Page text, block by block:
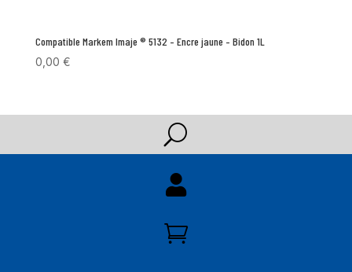
Compatible Markem Imaje ® 5132 – Encre jaune – Bidon 1L
0,00 €
U

